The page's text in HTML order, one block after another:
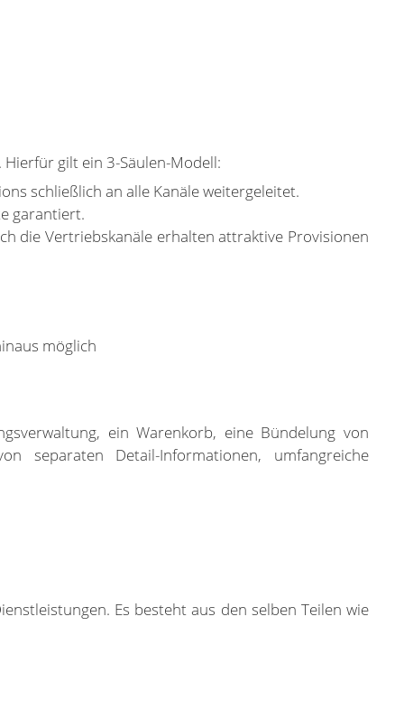
gilt ein 3-Säulen-Modell:
schließlich an alle Kanäle weitergeleitet.
garantiert.
die Vertriebskanäle erhalten attraktive Provisionen
möglich
ein Warenkorb, eine Bündelung von
separaten Detail-Informationen, umfangreiche
Es besteht aus den selben Teilen wie